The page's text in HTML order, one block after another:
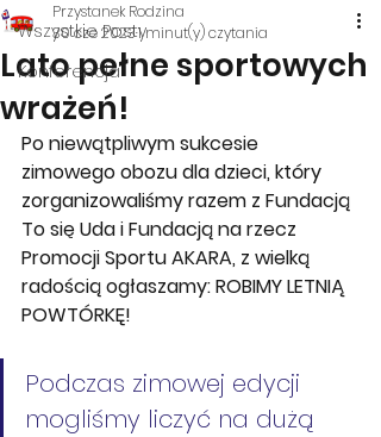
Wszystkie Posty
Konferencja
Lato pełne sportowych
wrażeń!
Przystanek Rodzina
30 cze 20231 minut(y) czytania
Po niewątpliwym sukcesie
zimowego obozu dla dzieci, który
zorganizowaliśmy razem z Fundacją
To się Uda i Fundacją na rzecz
Promocji Sportu AKARA, z wielką
radością ogłaszamy: ROBIMY LETNIĄ
POWTÓRKĘ!
Podczas zimowej edycji
mogliśmy liczyć na dużą